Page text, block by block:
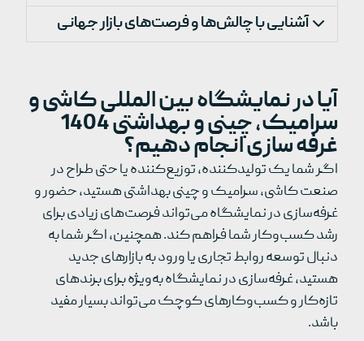
آشنایی با چالش‌ها و فرصت‌های بازار جهانی
آیا در نمایشگاه بین المللی کاشی و
سرامیک، چینی و بهداشتی 1404
غرفه سازی انجام دهیم؟
اگر شما یک تولیدکننده، توزیع‌کننده یا حتی طراح در
صنعت کاشی، سرامیک و چینی بهداشتی هستید، حضور و
غرفه‌سازی در نمایشگاه می‌تواند فرصت‌های زیادی برای
رشد کسب‌وکار شما فراهم کند. همچنین، اگر شما به
دنبال توسعه روابط تجاری یا ورود به بازارهای جدید
هستید، غرفه‌سازی در نمایشگاه به‌ویژه برای برندهای
تازه‌کار و کسب‌وکارهای کوچک می‌تواند بسیار مفید
باشد.